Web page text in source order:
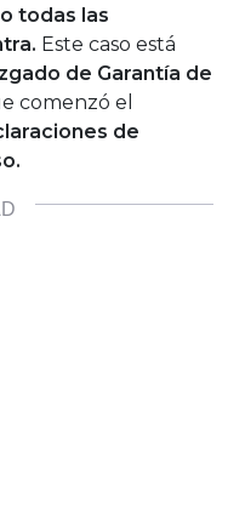
todas las
Este caso está
de Garantía de
comenzó el
de